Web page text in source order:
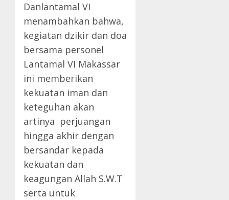
Danlantamal VI
menambahkan bahwa,
kegiatan dzikir dan doa
bersama personel
Lantamal VI Makassar
ini memberikan
kekuatan iman dan
keteguhan akan
artinya perjuangan
hingga akhir dengan
bersandar kepada
kekuatan dan
keagungan Allah S.W.T
serta untuk